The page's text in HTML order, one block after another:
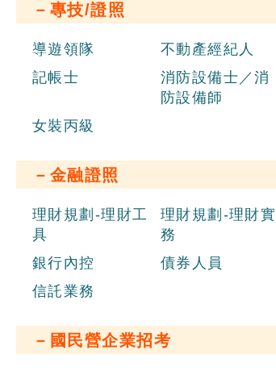
－專技/證照
導遊領隊
不動產經紀人
記帳士
消防設備士／消
防設備師
女裝丙級
－金融證照
理財規劃-理財工
具
理財規劃-理財實
務
銀行內控
債券人員
信託業務
－國民營企業招考